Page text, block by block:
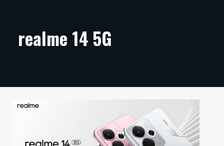
ARTIKKELIT
TECHBBS
TIETOA
realme 14 5G